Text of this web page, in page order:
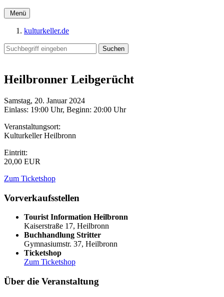
Menü
kulturkeller.de
Heilbronner Leibgerücht
Samstag, 20. Januar 2024
Einlass: 19:00 Uhr, Beginn: 20:00 Uhr
Veranstaltungsort:
Kulturkeller Heilbronn
Eintritt:
20,00 EUR
Zum Ticketshop
Vorverkaufsstellen
Tourist Information Heilbronn
Kaiserstraße 17, Heilbronn
Buchhandlung Stritter
Gymnasiumstr. 37, Heilbronn
Ticketshop
Zum Ticketshop
Über die Veranstaltung